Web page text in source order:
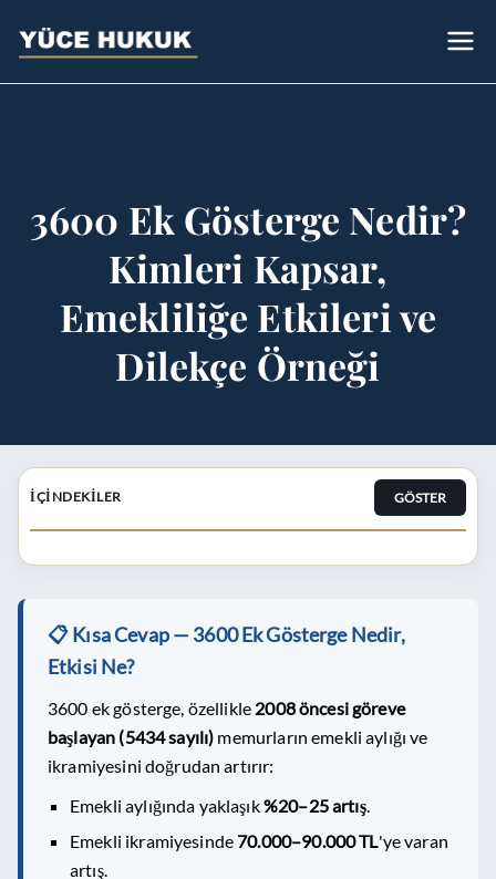
Avukat
Bursa Avukat - Yüce Hukuk Bürosu
3600 Ek Gösterge Nedir?
Kimleri Kapsar,
Emekliliğe Etkileri ve
Dilekçe Örneği
İÇINDEKILER GÖSTER
📋 Kısa Cevap — 3600 Ek Gösterge Nedir,
Etkisi Ne?
3600 ek gösterge, özellikle 2008 öncesi göreve
başlayan (5434 sayılı) memurların emekli aylığı ve
ikramiyesini doğrudan artırır:
Emekli aylığında yaklaşık%20–25 artış.
Emekli ikramiyesinde 70.000–90.000 TL 'ye varan
artış.